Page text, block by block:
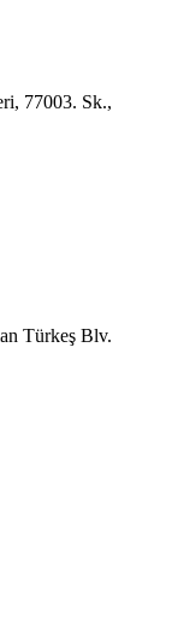
77003. Sk.,
Türkeş Blv.